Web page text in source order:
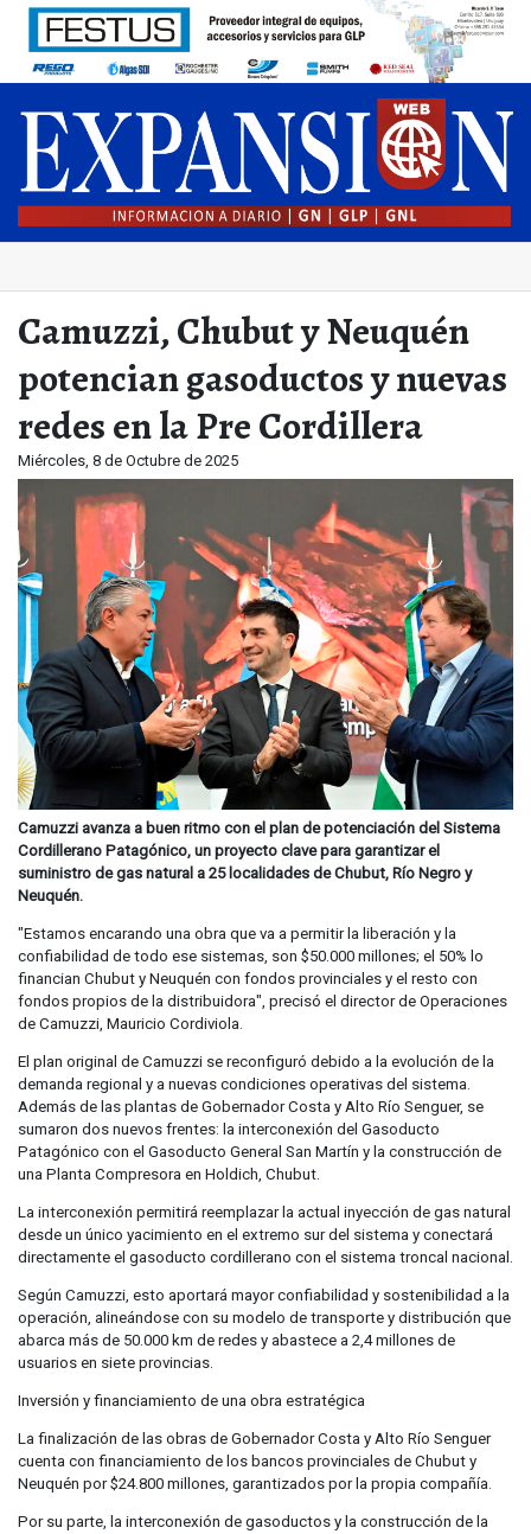
Camuzzi, Chubut y Neuquén
potencian gasoductos y nuevas
redes en la Pre Cordillera
Miércoles, 8 de Octubre de 2025
Camuzzi avanza a buen ritmo con el plan de potenciación del Sistema
Cordillerano Patagónico, un proyecto clave para garantizar el
suministro de gas natural a 25 localidades de Chubut, Río Negro y
Neuquén.
"Estamos encarando una obra que va a permitir la liberación y la
confiabilidad de todo ese sistemas, son $50.000 millones; el 50% lo
financian Chubut y Neuquén con fondos provinciales y el resto con
fondos propios de la distribuidora", precisó el director de Operaciones
de Camuzzi, Mauricio Cordiviola.
El plan original de Camuzzi se reconfiguró debido a la evolución de la
demanda regional y a nuevas condiciones operativas del sistema.
Además de las plantas de Gobernador Costa y Alto Río Senguer, se
sumaron dos nuevos frentes: la interconexión del Gasoducto
Patagónico con el Gasoducto General San Martín y la construcción de
una Planta Compresora en Holdich, Chubut.
La interconexión permitirá reemplazar la actual inyección de gas natural
desde un único yacimiento en el extremo sur del sistema y conectará
directamente el gasoducto cordillerano con el sistema troncal nacional.
Según Camuzzi, esto aportará mayor confiabilidad y sostenibilidad a la
operación, alineándose con su modelo de transporte y distribución que
abarca más de 50.000 km de redes y abastece a 2,4 millones de
usuarios en siete provincias.
Inversión y financiamiento de una obra estratégica
La finalización de las obras de Gobernador Costa y Alto Río Senguer
cuenta con financiamiento de los bancos provinciales de Chubut y
Neuquén por $24.800 millones, garantizados por la propia compañía.
Por su parte, la interconexión de gasoductos y la construcción de la